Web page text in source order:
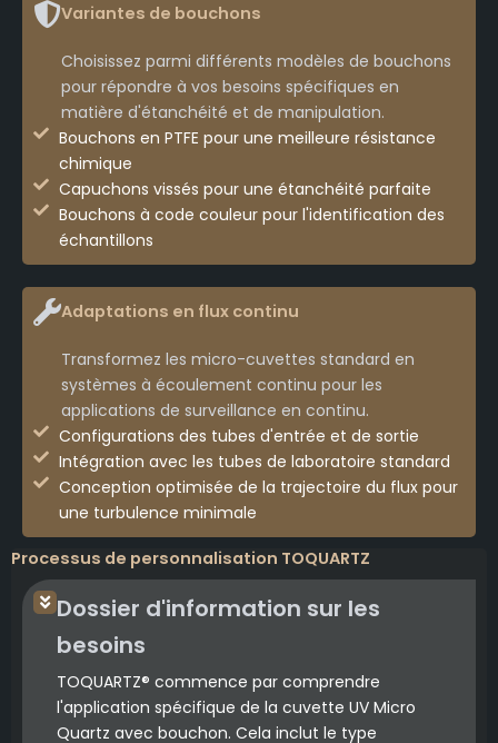
Variantes de bouchons
Choisissez parmi différents modèles de bouchons
pour répondre à vos besoins spécifiques en
matière d'étanchéité et de manipulation.
Bouchons en PTFE pour une meilleure résistance
chimique
Capuchons vissés pour une étanchéité parfaite
Bouchons à code couleur pour l'identification des
échantillons
Adaptations en flux continu
Transformez les micro-cuvettes standard en
systèmes à écoulement continu pour les
applications de surveillance en continu.
Configurations des tubes d'entrée et de sortie
Intégration avec les tubes de laboratoire standard
Conception optimisée de la trajectoire du flux pour
une turbulence minimale
Processus de personnalisation TOQUARTZ
Dossier d'information sur les
besoins
TOQUARTZ® commence par comprendre
l'application spécifique de la cuvette UV Micro
Quartz avec bouchon. Cela inclut le type